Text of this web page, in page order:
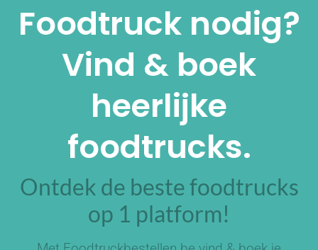
Foodtruck nodig?
Vind & boek
heerlijke
foodtrucks.
Ontdek de beste foodtrucks
op 1 platform!